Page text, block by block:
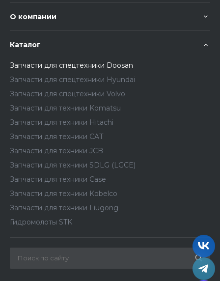
О компании
Каталог
Запчасти для спецтехники Doosan
Запчасти для спецтехники Hyundai
Запчасти для спецтехники Volvo
Запчасти для техники Komatsu
Запчасти для техники Hitachi
Запчасти для техники CAT
Запчасти для техники JCB
Запчасти для техники SDLG (LGCE)
Запчасти для техники Case
Запчасти для техники Kobelco
Запчасти для техники Liugong
Гидромолоты STK